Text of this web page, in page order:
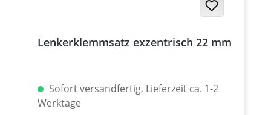
Lenkerklemmsatz exzentrisch 22 mm
Sofort versandfertig, Lieferzeit ca. 1-2
Werktage